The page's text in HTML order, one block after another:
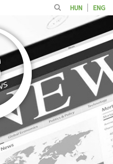
HUN ENG